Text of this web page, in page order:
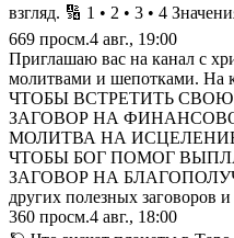
взгляд. 🔢 1 • 2 • 3 • 4
669 просм.4 авг., 19:00
Приглашаю вас на канал с
молитвами и шепотками. На
ЧТОБЫ ВСТРЕТИТЬ
ЗАГОВОР НА
МОЛИТВА НА
ЧТОБЫ БОГ ПОМОГ
ЗАГОВОР НА
других полезных заговоров
360 просм.4 авг., 18:00